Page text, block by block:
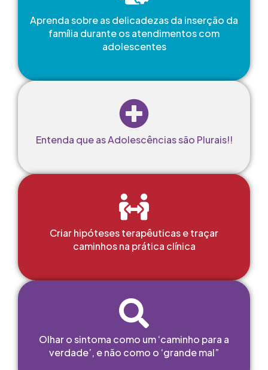
Aprenda sobre as delicadezas da inserção da
família durante os atendimentos com
adolescentes
Entenda que as Adolescências são Plurais!!
Criar hipóteses terapêuticas e traçar
caminhos na prática clínica
Olhar o sintoma como um ‘caminho para a
verdade’, e não como o ‘grande mal”